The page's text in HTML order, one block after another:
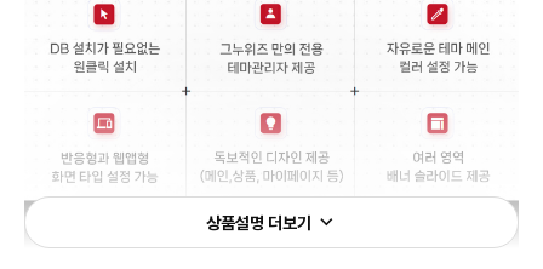
상품설명 더보기